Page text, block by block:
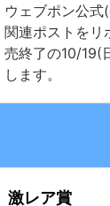
ウェブポン公式
関連ポストをリ
売終了の10/19(
します。
激レア賞